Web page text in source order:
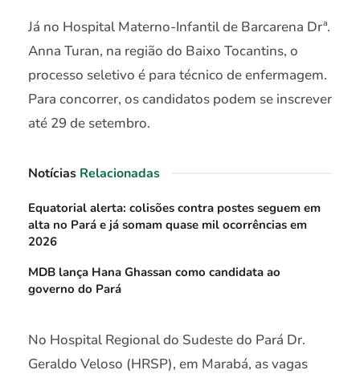
Já no Hospital Materno-Infantil de Barcarena Drª.
Anna Turan, na região do Baixo Tocantins, o
processo seletivo é para técnico de enfermagem.
Para concorrer, os candidatos podem se inscrever
até 29 de setembro.
Notícias Relacionadas
Equatorial alerta: colisões contra postes seguem em
alta no Pará e já somam quase mil ocorrências em
2026
MDB lança Hana Ghassan como candidata ao
governo do Pará
No Hospital Regional do Sudeste do Pará Dr.
Geraldo Veloso (HRSP), em Marabá, as vagas